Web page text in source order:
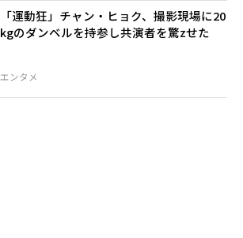
エンタメ
「運動狂」チャン・ヒョク、撮影現場に20
kgのダンベルを持参し共演者を驚zせた